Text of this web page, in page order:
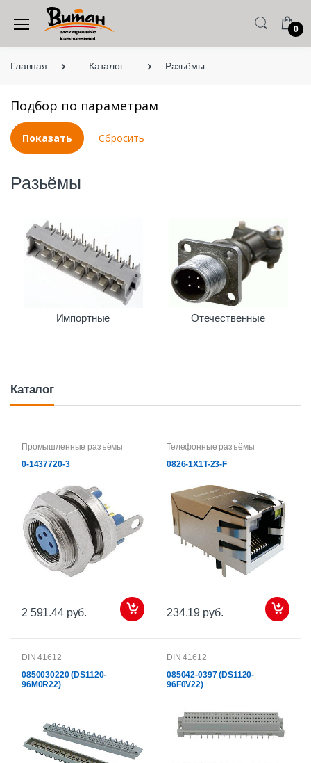
0
Главная Каталог Разьёмы
Подбор по параметрам
Разьёмы
Импортные Отечественные
Каталог
Промышленные разъёмы
0-1437720-3
2 591.44 руб.
Телефонные разъёмы
0826-1X1T-23-F
234.19 руб.
DIN 41612
0850030220 (DS1120-
96M0R22)
DIN 41612
085042-0397 (DS1120-
96F0V22)